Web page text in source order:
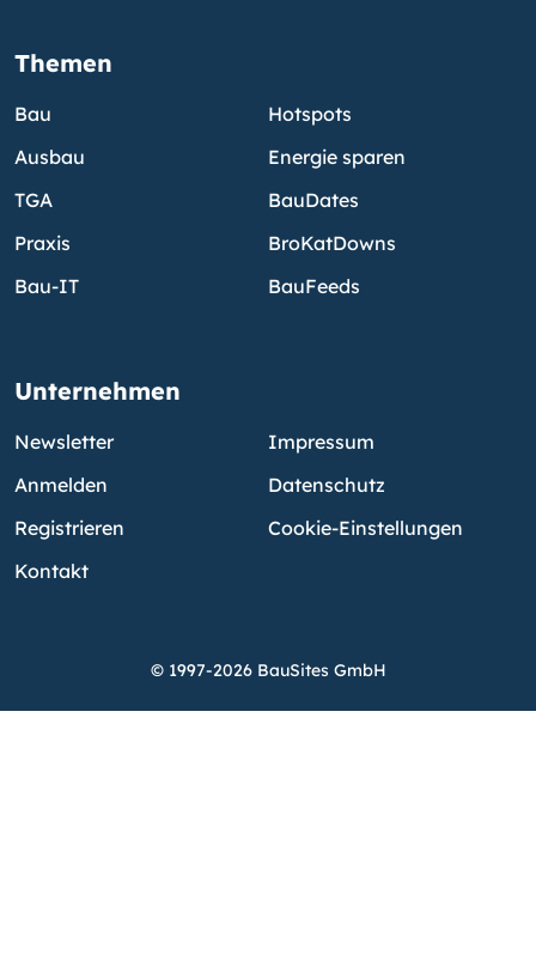
Themen
Bau
Ausbau
TGA
Praxis
Bau-IT
Hotspots
Energie sparen
BauDates
BroKatDowns
BauFeeds
Unternehmen
Newsletter
Anmelden
Registrieren
Kontakt
Impressum
Datenschutz
Cookie-Einstellungen
© 1997-2026 BauSites GmbH